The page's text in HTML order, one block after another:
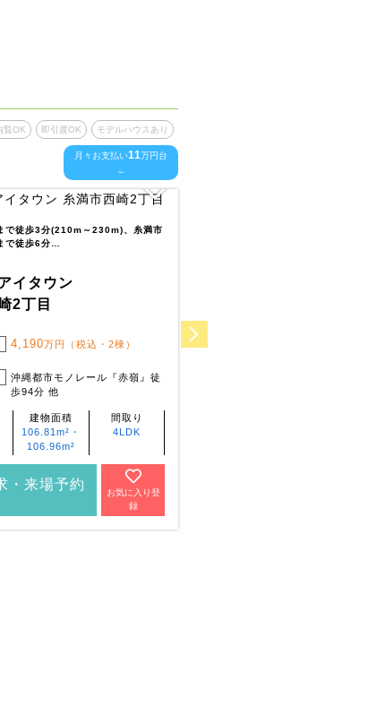
覧OK 即引渡OK モデルハウスあり
月々お支払い11万円台
～
で徒歩3分(210m～230m)、糸満市
で徒歩6分…
イタウン
2丁目
4,190万円（税込・2棟）
沖縄都市モノレール『赤嶺』徒
歩94分 他
建物面積
106.81m²・
106.96m²
間取り
4LDK
・来場予約
お気に入り登
録